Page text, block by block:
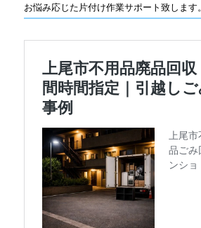
お悩み応じた片付け作業サポート致します。